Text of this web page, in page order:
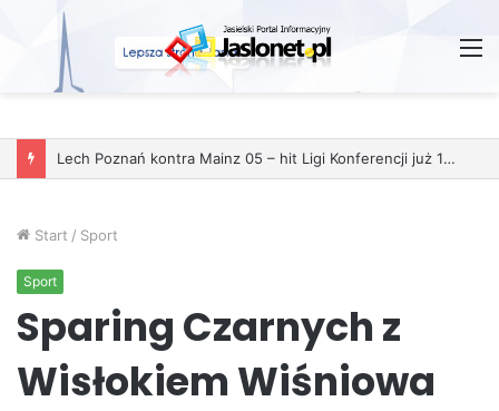
Start / Sport
Sport
Sparing Czarnych z
Wisłokiem Wiśniowa